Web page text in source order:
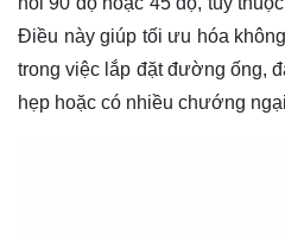
Điều này giúp tối ưu hóa
trong việc lắp đặt đường ống,
hẹp hoặc có nhiều chướng